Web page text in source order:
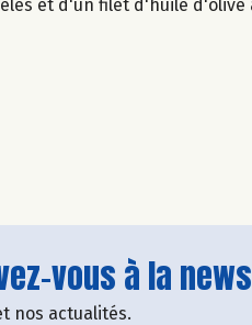
et d'un filet d'huile
vous à la
nos actualités.